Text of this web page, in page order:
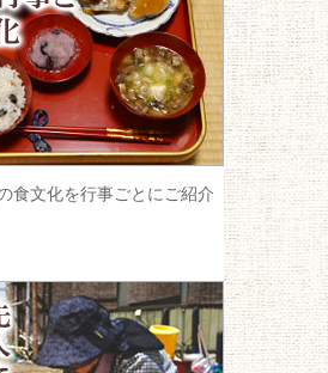
食文化を行事ごとにご紹介